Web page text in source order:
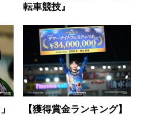
転車競技』
【獲得賞金ランキング】